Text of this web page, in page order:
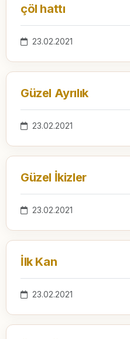
çöl hattı
23.02.2021
Güzel Ayrılık
23.02.2021
Güzel İkizler
23.02.2021
İlk Kan
23.02.2021